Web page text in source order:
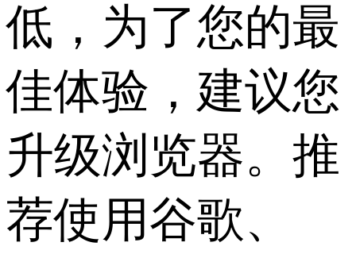
低，为了您的最
佳体验，建议您
升级浏览器。推
荐使用谷歌、